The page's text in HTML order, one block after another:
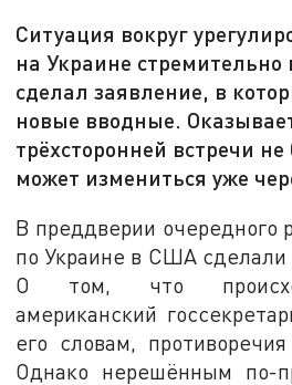
Ситуация вокруг
на Украине стремительно
сделал заявление, в
новые вводные.
трёхсторонней встречи не
может измениться уже
В преддверии очередного
по Украине в США сделали
О том, что
американский
его словам,
Однако нерешённым по-